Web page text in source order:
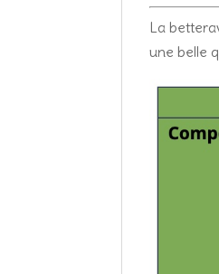
La
une belle